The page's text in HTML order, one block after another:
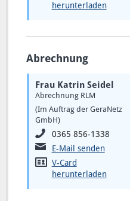
herunterladen
Abrechnung
Frau Katrin Seidel
Abrechnung RLM
(Im Auftrag der GeraNetz
GmbH)
0365 856-1338
E-Mail senden
V-Card
herunterladen